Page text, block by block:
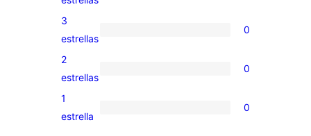
valoraciones
de
0
valoraciones
de
3
estrellas
0
0
valoraciones
de
2
estrellas
0
0
1
estrella
0